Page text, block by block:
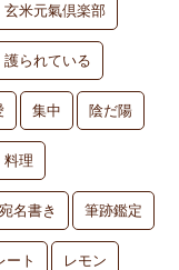
玄米元氣倶楽部
護られている
集中 陰だ陽
料理
宛名書き 筆跡鑑定
ート レモン